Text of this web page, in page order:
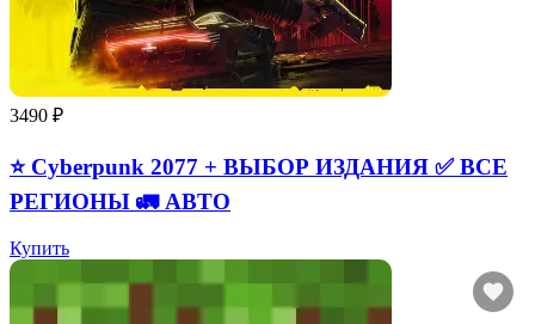
3490 ₽
⭐ Cyberpunk 2077 + ВЫБОР ИЗДАНИЯ ✅ ВСЕ
РЕГИОНЫ 🚛 АВТО
Купить